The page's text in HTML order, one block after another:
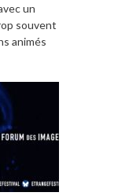
un
souvent
animés